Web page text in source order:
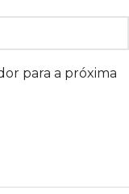
para a próxima